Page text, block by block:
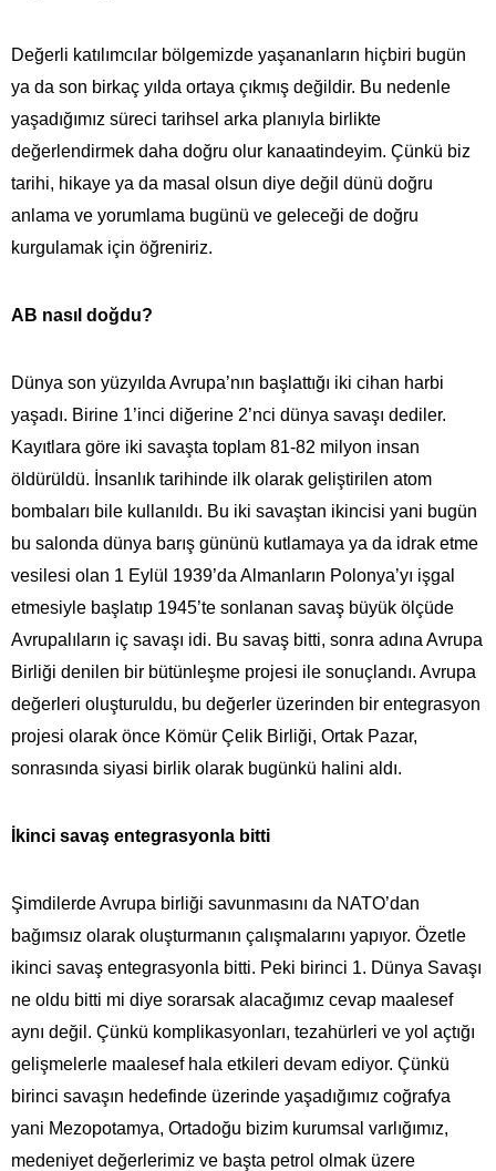
Değerli katılımcılar bölgemizde yaşananların hiçbiri bugün
ya da son birkaç yılda ortaya çıkmış değildir. Bu nedenle
yaşadığımız süreci tarihsel arka planıyla birlikte
değerlendirmek daha doğru olur kanaatindeyim. Çünkü biz
tarihi, hikaye ya da masal olsun diye değil dünü doğru
anlama ve yorumlama bugünü ve geleceği de doğru
kurgulamak için öğreniriz.
AB nasıl doğdu?
Dünya son yüzyılda Avrupa’nın başlattığı iki cihan harbi
yaşadı. Birine 1’inci diğerine 2’nci dünya savaşı dediler.
Kayıtlara göre iki savaşta toplam 81-82 milyon insan
öldürüldü. İnsanlık tarihinde ilk olarak geliştirilen atom
bombaları bile kullanıldı. Bu iki savaştan ikincisi yani bugün
bu salonda dünya barış gününü kutlamaya ya da idrak etme
vesilesi olan 1 Eylül 1939’da Almanların Polonya’yı işgal
etmesiyle başlatıp 1945’te sonlanan savaş büyük ölçüde
Avrupalıların iç savaşı idi. Bu savaş bitti, sonra adına Avrupa
Birliği denilen bir bütünleşme projesi ile sonuçlandı. Avrupa
değerleri oluşturuldu, bu değerler üzerinden bir entegrasyon
projesi olarak önce Kömür Çelik Birliği, Ortak Pazar,
sonrasında siyasi birlik olarak bugünkü halini aldı.
İkinci savaş entegrasyonla bitti
Şimdilerde Avrupa birliği savunmasını da NATO’dan
bağımsız olarak oluşturmanın çalışmalarını yapıyor. Özetle
ikinci savaş entegrasyonla bitti. Peki birinci 1. Dünya Savaşı
ne oldu bitti mi diye sorarsak alacağımız cevap maalesef
aynı değil. Çünkü komplikasyonları, tezahürleri ve yol açtığı
gelişmelerle maalesef hala etkileri devam ediyor. Çünkü
birinci savaşın hedefinde üzerinde yaşadığımız coğrafya
yani Mezopotamya, Ortadoğu bizim kurumsal varlığımız,
medeniyet değerlerimiz ve başta petrol olmak üzere